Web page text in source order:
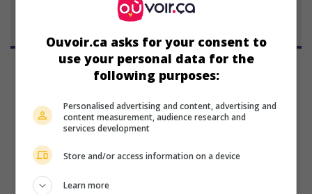
au cinéma sur mes écrans
V.O.: Guest House
É.-U. 2020. Comédie
Ouvoir.ca asks for your consent to
use your personal data for the
following purposes:
Personalised advertising and content, advertising and
content measurement, audience research and
services development
Store and/or access information on a device
Learn more